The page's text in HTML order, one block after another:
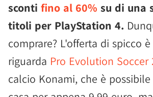
sconti fino al 60% su di una
titoli per PlayStation 4.
comprare? L'offerta di spicco
riguarda Pro Evolution Soccer
calcio Konami, che è